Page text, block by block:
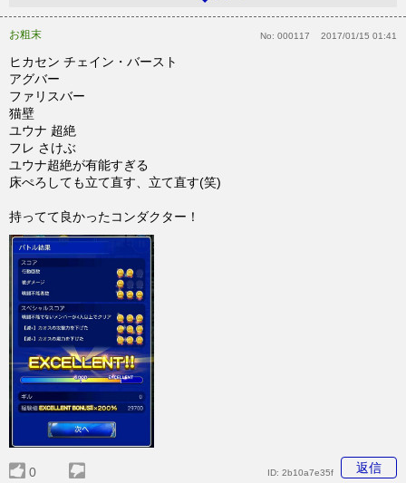
お粗末 No: 000117 2017/01/15 01:41
ヒカセン チェイン・バースト
アグバー
ファリスバー
猫壁
ユウナ 超絶
フレ さけぶ
ユウナ超絶が有能すぎる
床ぺろしても立て直す、立て直す(笑)
持ってて良かったコンダクター！
0 返信
ID: 2b10a7e35f